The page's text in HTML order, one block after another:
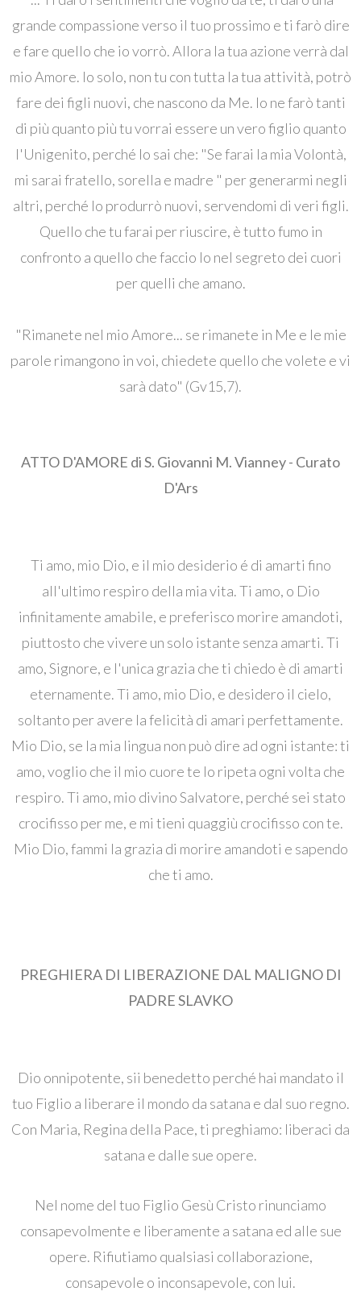
grande compassione verso il tuo prossimo e ti farò dire
e fare quello che io vorrò. Allora la tua azione verrà dal
mio Amore. Io solo, non tu con tutta la tua attività, potrò
fare dei figli nuovi, che nascono da Me. Io ne farò tanti
di più quanto più tu vorrai essere un vero figlio quanto
l'Unigenito, perché lo sai che: "Se farai la mia Volontà,
mi sarai fratello, sorella e madre " per generarmi negli
altri, perché Io produrrò nuovi, servendomi di veri figli.
Quello che tu farai per riuscire, è tutto fumo in
confronto a quello che faccio Io nel segreto dei cuori
per quelli che amano.
"Rimanete nel mio Amore... se rimanete in Me e le mie
parole rimangono in voi, chiedete quello che volete e vi
sarà dato" (Gv15,7).
ATTO D'AMORE di S. Giovanni M. Vianney - Curato
D'Ars
Ti amo, mio ​​Dio, e il mio desiderio é di amarti fino
all'ultimo respiro della mia vita. Ti amo, o Dio
infinitamente amabile, e preferisco morire amandoti,
piuttosto che vivere un solo istante senza amarti. Ti
amo, Signore, e l'unica grazia che ti chiedo è di amarti
eternamente. Ti amo, mio ​​Dio, e desidero il cielo,
soltanto per avere la felicità di amari perfettamente.
Mio Dio, se la mia lingua non può dire ad ogni istante: ti
amo, voglio che il mio cuore te lo ripeta ogni volta che
respiro. Ti amo, mio ​​divino Salvatore, perché sei stato
crocifisso per me, e mi tieni quaggiù crocifisso con te.
Mio Dio, fammi la grazia di morire amandoti e sapendo
che ti amo.
PREGHIERA DI LIBERAZIONE DAL MALIGNO DI
PADRE SLAVKO
Dio onnipotente, sii benedetto perché hai mandato il
tuo Figlio a liberare il mondo da satana e dal suo regno.
Con Maria, Regina della Pace, ti preghiamo: liberaci da
satana e dalle sue opere.
Nel nome del tuo Figlio Gesù Cristo rinunciamo
consapevolmente e liberamente a satana ed alle sue
opere. Rifiutiamo qualsiasi collaborazione,
consapevole o inconsapevole, con lui.